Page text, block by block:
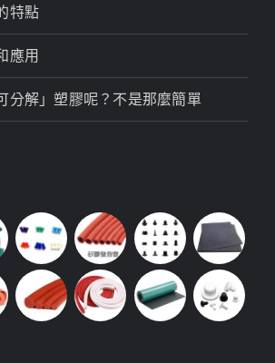
特點
應用
分解」塑膠呢？不是那麼簡單